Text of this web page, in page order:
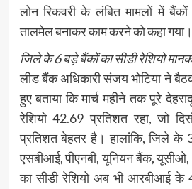
लोन रिकवरी के लंबित मामलों में
तालमेल बनाकर काम करने को कहा गया।
जिले के 6 बड़े बैंकों का सीडी रेशियो
लीड बैंक अधिकारी संजय भोटिया ने
हुए बताया कि मार्च महीने तक पूरे
रेशियो 42.69 प्रतिशत रहा, जो
प्रतिशत बेहतर है। हालांकि, जिले
एसबीआई, पीएनबी, यूनियन बैंक,
का सीडी रेशियो अब भी आरबीआई के